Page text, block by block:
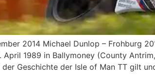
2014 Michael Dunlop – Frohburg
April 1989 in Ballymoney (County
Geschichte der Isle of Man TT gilt